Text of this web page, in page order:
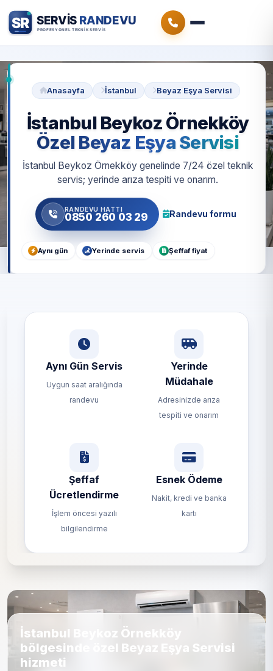
Anasayfa İstanbul Beyaz Eşya Servisi
İstanbul Beykoz Örnekköy
Özel Beyaz Eşya Servisi
İstanbul Beykoz Örnekköy genelinde 7/24 özel teknik
servis; yerinde arıza tespiti ve onarım.
RANDEVU HATTI
0850 260 03 29 Randevu formu
Aynı gün Yerinde servis Şeffaf fiyat
Aynı Gün Servis
Uygun saat aralığında
randevu
Yerinde
Müdahale
Adresinizde arıza
tespiti ve onarım
Şeffaf
Ücretlendirme
İşlem öncesi yazılı
bilgilendirme
Esnek Ödeme
Nakit, kredi ve banka
kartı
İstanbul Beykoz Örnekköy
bölgesinde özel Beyaz Eşya Servisi
hizmeti